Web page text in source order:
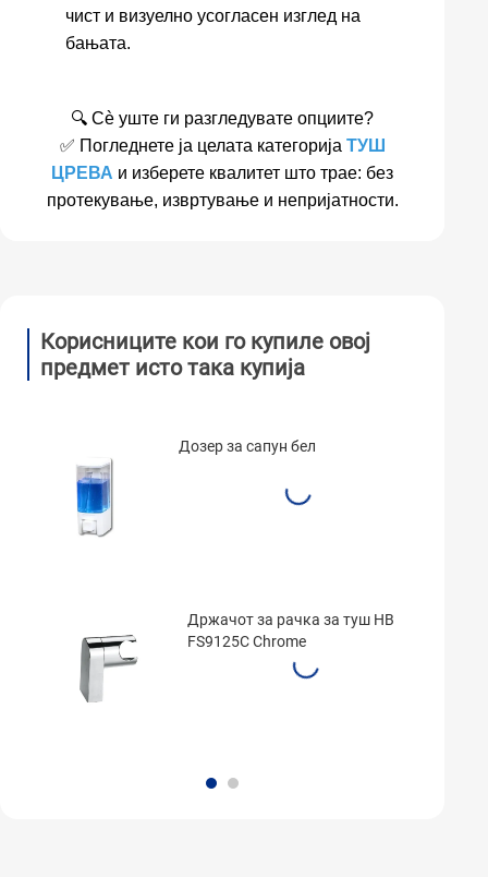
чист и визуелно усогласен изглед на
бањата.
🔍 Сè уште ги разгледувате опциите?
✅ Погледнете ја целата категорија ТУШ
ЦРЕВА и изберете квалитет што трае: без
протекување, извртување и непријатности.
Корисниците кои го купиле овој
предмет исто така купија
Дозер за сапун бел
Држачот за рачка за туш HB
FS9125C Chrome